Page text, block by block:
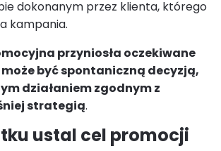
dokonanym przez klienta, którego
kampania.
przyniosła oczekiwane
być spontaniczną decyzją,
działaniem zgodnym z
strategią.
ustal cel promocji